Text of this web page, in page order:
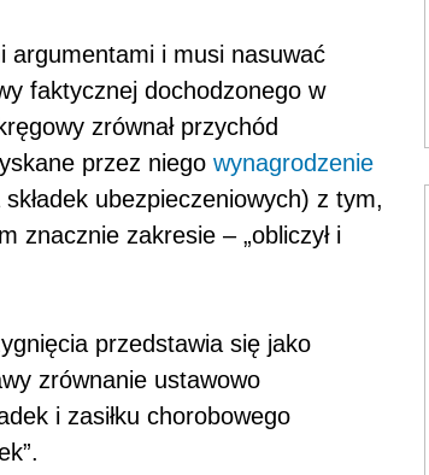
argumentami i musi nasuwać
faktycznej dochodzonego w
zrównał przychód
przez niego wynagrodzenie
ubezpieczeniowych) z tym,
znacznie zakresie – „obliczył i
przedstawia się jako
zrównanie ustawowo
i zasiłku chorobowego